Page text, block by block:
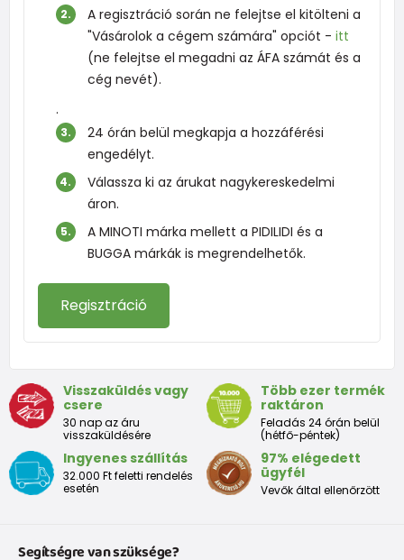
A regisztráció során ne felejtse el kitölteni a
"Vásárolok a cégem számára" opciót - itt
(ne felejtse el megadni az ÁFA számát és a
cég nevét).
.
24 órán belül megkapja a hozzáférési
engedélyt.
Válassza ki az árukat nagykereskedelmi
áron.
A MINOTI márka mellett a PIDILIDI és a
BUGGA márkák is megrendelhetők.
Regisztráció
Visszaküldés vagy
csere
30 nap az áru
visszaküldésére
Több ezer termék
raktáron
Feladás 24 órán belül
(hétfő-péntek)
Ingyenes szállítás
32.000 Ft feletti rendelés
esetén
97% elégedett
ügyfél
Vevők által ellenőrzött
Segítségre van szüksége?